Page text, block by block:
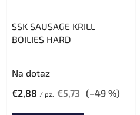
SSK SAUSAGE KRILL
BOILIES HARD
Na dotaz
€2,88 / pz. €5,73 (–49 %)